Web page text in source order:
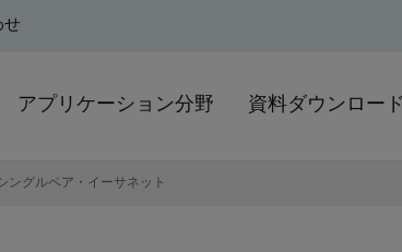
せ
アプリケーション分野 資料ダウンロード
ングルペア・イーサネット